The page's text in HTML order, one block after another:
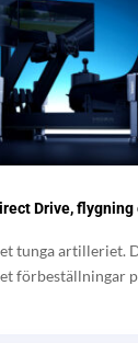
Drive,
tunga artilleriet.
förbeställningar